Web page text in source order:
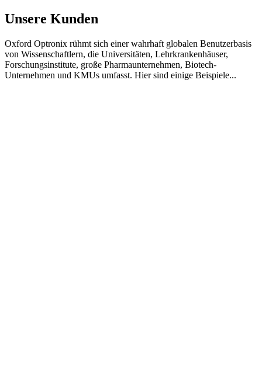
Unsere Kunden
Oxford Optronix rühmt sich einer wahrhaft globalen Benutzerbasis
von Wissenschaftlern, die Universitäten, Lehrkrankenhäuser,
Forschungsinstitute, große Pharmaunternehmen, Biotech-
Unternehmen und KMUs umfasst. Hier sind einige Beispiele...